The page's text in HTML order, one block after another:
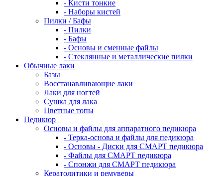
- Кисти тонкие
- Наборы кистей
Пилки / Бафы
- Пилки
- Бафы
- Основы и сменные файлы
- Стеклянные и металлические пилки
Обычные лаки
Базы
Восстанавливающие лаки
Лаки для ногтей
Сушка для лака
Цветные топы
Педикюр
Основы и файлы для аппаратного педикюра
- Терка-основа и файлы для педикюра
- Основы - Диски для СМАРТ педикюра
- Файлы для СМАРТ педикюра
- Спонжи для СМАРТ педикюра
Кератолитики и ремуверы